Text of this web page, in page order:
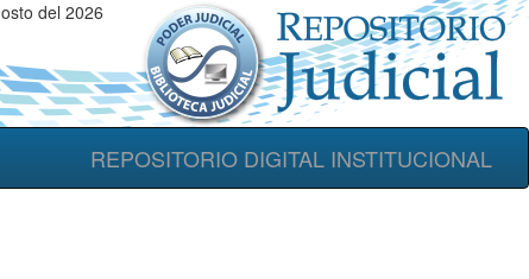
del 2026
REPOSITORIO DIGITAL INSTITUCIONAL